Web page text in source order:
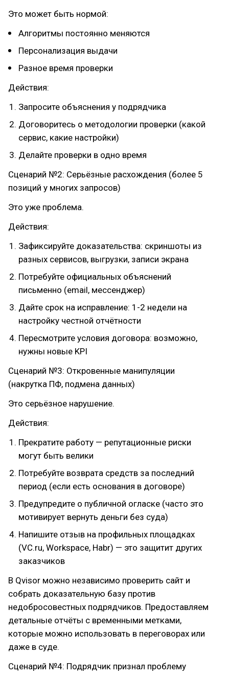
Это может быть нормой:
Алгоритмы постоянно меняются
Персонализация выдачи
Разное время проверки
Действия:
Запросите объяснения у подрядчика
Договоритесь о методологии проверки (какой
сервис, какие настройки)
Делайте проверки в одно время
Сценарий №2: Серьёзные расхождения (более 5
позиций у многих запросов)
Это уже проблема.
Действия:
Зафиксируйте доказательства: скриншоты из
разных сервисов, выгрузки, записи экрана
Потребуйте официальных объяснений
письменно (email, мессенджер)
Дайте срок на исправление: 1-2 недели на
настройку честной отчётности
Пересмотрите условия договора: возможно,
нужны новые KPI
Сценарий №3: Откровенные манипуляции
(накрутка ПФ, подмена данных)
Это серьёзное нарушение.
Действия:
Прекратите работу — репутационные риски
могут быть велики
Потребуйте возврата средств за последний
период (если есть основания в договоре)
Предупредите о публичной огласке (часто это
мотивирует вернуть деньги без суда)
Напишите отзыв на профильных площадках
(VC.ru, Workspace, Habr) — это защитит других
заказчиков
В Qvisor можно независимо проверить сайт и
собрать доказательную базу против
недобросовестных подрядчиков. Предоставляем
детальные отчёты с временными метками,
которые можно использовать в переговорах или
даже в суде.
Сценарий №4: Подрядчик признал проблему